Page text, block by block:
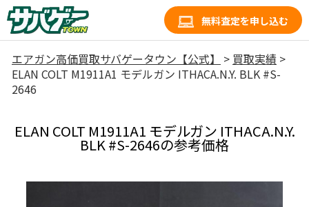
無料査定を申し込む
エアガン高価買取サバゲータウン【公式】 > 買取実績 >
ELAN COLT M1911A1 モデルガン ITHACA.N.Y. BLK #S-
2646
ELAN COLT M1911A1 モデルガン ITHACA.N.Y.
BLK #S-2646の参考価格